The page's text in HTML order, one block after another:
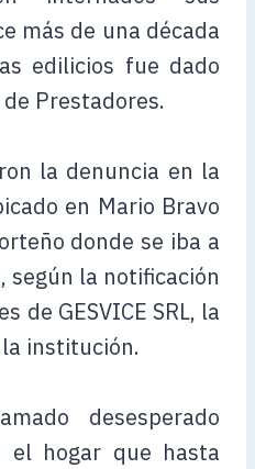
más de una década
edilicios fue dado
Prestadores.
la denuncia en la
en Mario Bravo
donde se iba a
según la notificación
de GESVICE SRL, la
institución.
desesperado
el hogar que hasta